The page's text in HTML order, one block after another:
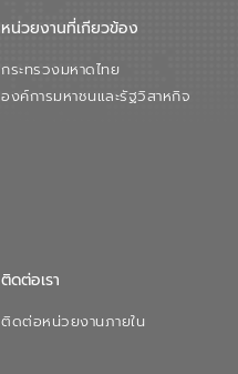
หน่วยงานที่เกียวข้อง
กระทรวงมหาดไทย
องค์การมหาชนและรัฐวิสาหกิจ
ติดต่อเรา
ติดต่อหน่วยงานภายใน